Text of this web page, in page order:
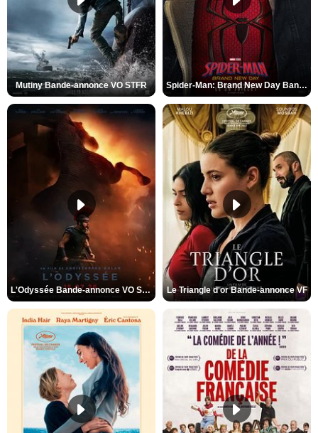
Mutiny Bande-annonce VO STFR Spider-Man: Brand New Day Bande-annonce VO STFR
L'Odyssée Bande-annonce VO STFR Le Triangle d'or Bande-annonce VF